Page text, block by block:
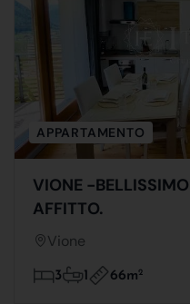
APPARTAMENTO
VIONE -
AFFITTO.
Vione
3 1 66m2